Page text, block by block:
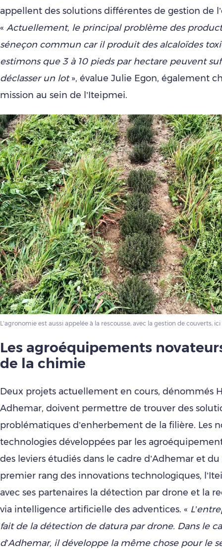
appellent des solutions différentes de gestion de
« Actuellement, le principal problème des
séneçon commun car il produit des alcaloïdes
estimons que 3 à 10 pieds par hectare peuvent
déclasser un lot», évalue Julie Egon, également
mission au sein de l’Iteipmei.
L’agronomie est aussi appelée à la rescousse, avec la gestion de couverts,
Les agroéquipements
de la chimie
Deux projets actuellement en cours, dénommés
Adhemar, doivent permettre de trouver des
problématiques d’enherbement de la filière. Les
technologies développées par les
des leviers étudiés dans le cadre d’Adhemar et du
premier rang des innovations technologiques,
avec ses partenaires la détection par drone et la
via intelligence artificielle des adventices. «
fait de la détection de datura par drone. Dans le
d’Adhemar, il développe la même chose pour le